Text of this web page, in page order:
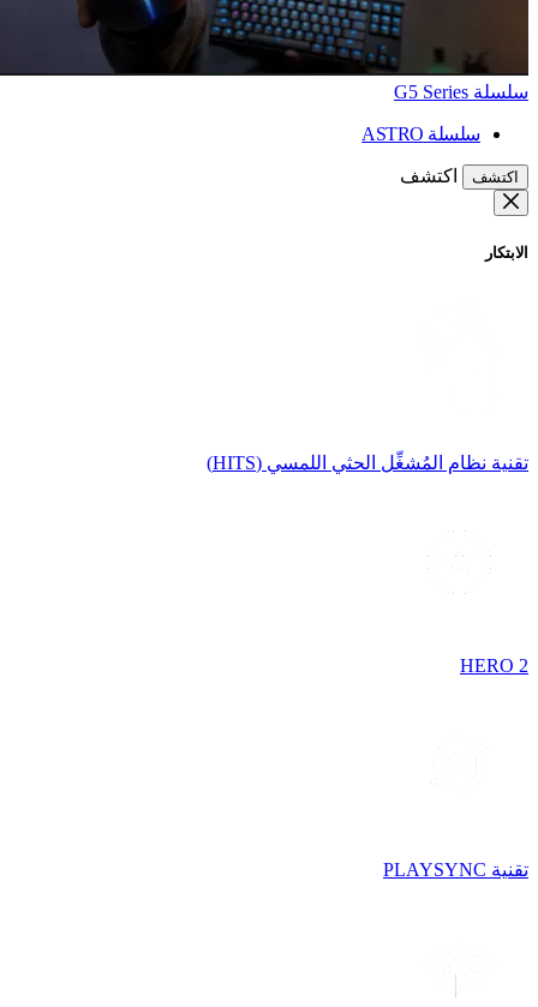
سلسلة G5 Series
سلسلة ASTRO
اكتشف اكتشف
الابتكار
تقنية نظام المُشغِّل الحثي اللمسي (HITS)
HERO 2
تقنية PLAYSYNC